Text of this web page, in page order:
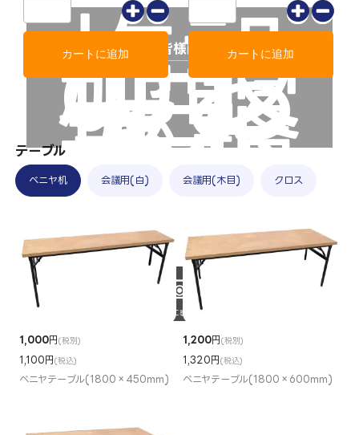
地域の皆様にご挨拶
施設
のお
披露
目
で、
幸先
良い
スタ
ート
を
施工事例
テーブル
ベニヤ机 会議用(白) 会議用(木目) クロス
1,000円(税別)
1,100円(税込)
ベニヤテーブル(1800×450mm)
1,200円(税別)
1,320円(税込)
ベニヤテーブル(1800×600mm)